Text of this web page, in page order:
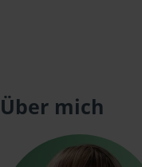
Über mich